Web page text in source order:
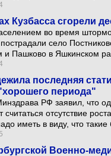
Кузбасса сгорели
во время
пострадали село
Пашково в Яшкинском
последняя
периода"
РФ заявил, что
считаться отсутствие
иметь в виду, что
Военно-